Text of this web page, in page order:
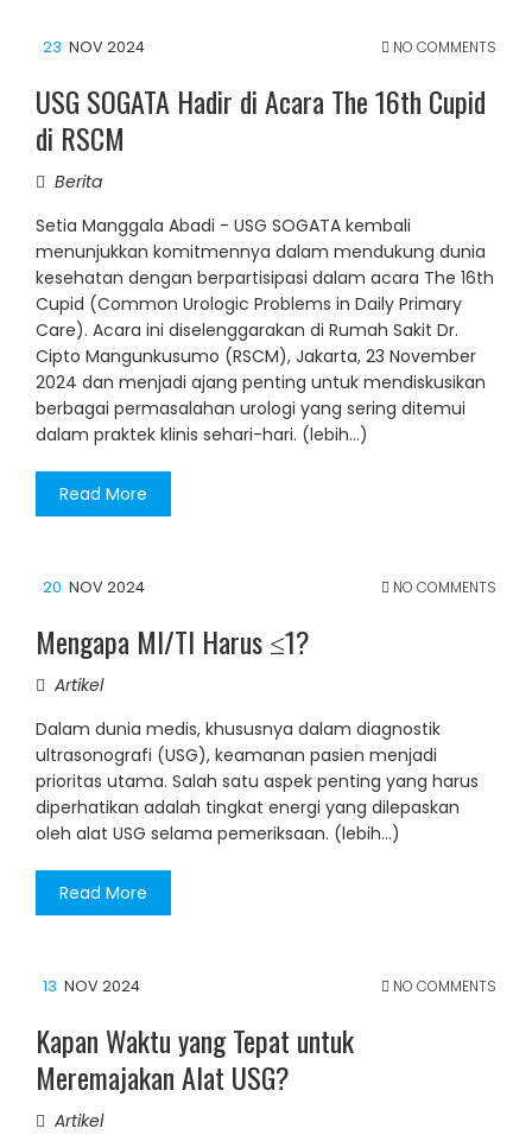
23 NOV 2024 NO COMMENTS
USG SOGATA Hadir di Acara The 16th Cupid
di RSCM
Berita
Setia Manggala Abadi - USG SOGATA kembali
menunjukkan komitmennya dalam mendukung dunia
kesehatan dengan berpartisipasi dalam acara The 16th
Cupid (Common Urologic Problems in Daily Primary
Care). Acara ini diselenggarakan di Rumah Sakit Dr.
Cipto Mangunkusumo (RSCM), Jakarta, 23 November
2024 dan menjadi ajang penting untuk mendiskusikan
berbagai permasalahan urologi yang sering ditemui
dalam praktek klinis sehari-hari. (lebih…)
Read More
20 NOV 2024 NO COMMENTS
Mengapa MI/TI Harus ≤1?
Artikel
Dalam dunia medis, khususnya dalam diagnostik
ultrasonografi (USG), keamanan pasien menjadi
prioritas utama. Salah satu aspek penting yang harus
diperhatikan adalah tingkat energi yang dilepaskan
oleh alat USG selama pemeriksaan. (lebih…)
Read More
13 NOV 2024 NO COMMENTS
Kapan Waktu yang Tepat untuk
Meremajakan Alat USG?
Artikel